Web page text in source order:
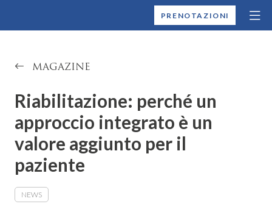
MONTALLEGROPRENOTAZIONI
MAGAZINE
Riabilitazione: perché un
approccio integrato è un
valore aggiunto per il
paziente
NEWS